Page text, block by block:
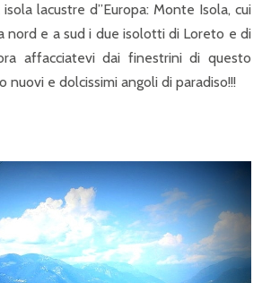
lacustre d”Europa: Monte Isola, cui
nord e a sud i due isolotti di Loreto e di
affacciatevi dai finestrini di questo
nuovi e dolcissimi angoli di paradiso!!!